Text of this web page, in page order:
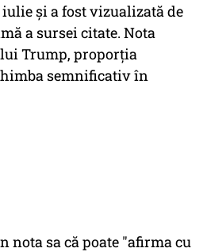
și a fost vizualizată de
a sursei citate. Nota
Trump, proporția
semnificativ în
nota sa că poate "afirma cu